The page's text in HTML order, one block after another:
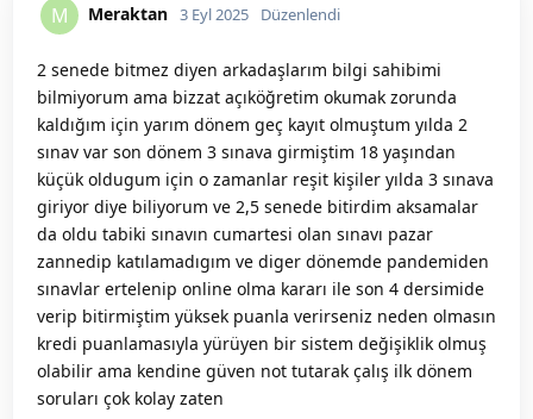
M Meraktan 3 Eyl 2025 Düzenlendi
2 senede bitmez diyen arkadaşlarım bilgi sahibimi
bilmiyorum ama bizzat açıköğretim okumak zorunda
kaldığım için yarım dönem geç kayıt olmuştum yılda 2
sınav var son dönem 3 sınava girmiştim 18 yaşından
küçük oldugum için o zamanlar reşit kişiler yılda 3 sınava
giriyor diye biliyorum ve 2,5 senede bitirdim aksamalar
da oldu tabiki sınavın cumartesi olan sınavı pazar
zannedip katılamadıgım ve diger dönemde pandemiden
sınavlar ertelenip online olma kararı ile son 4 dersimide
verip bitirmiştim yüksek puanla verirseniz neden olmasın
kredi puanlamasıyla yürüyen bir sistem değişiklik olmuş
olabilir ama kendine güven not tutarak çalış ilk dönem
soruları çok kolay zaten